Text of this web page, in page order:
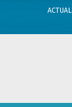
ACTUAL